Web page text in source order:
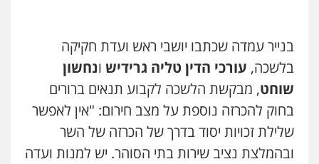
בנייר עמדה שכתבו יושבי ראש ועדת חקיקה
בלשכה, עורכי הדין טליה גרידיש ונחשון
שוחט, מבקשת הלשכה לקבוע תנאים ברורים
בחוק להכרזה נוספת על מצב חירום: "אין לאפשר
שלילת זכויות יסוד בדרך של הכרזה של השר
ובהמלצת נציב שירות בתי הסוהר. יש למנות ועדה